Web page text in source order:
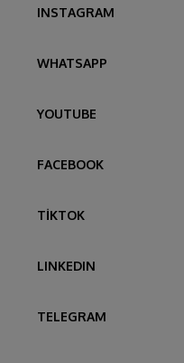
INSTAGRAM
WHATSAPP
YOUTUBE
FACEBOOK
TİKTOK
LINKEDIN
TELEGRAM